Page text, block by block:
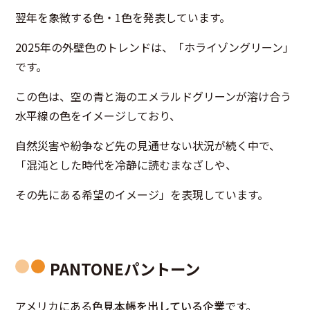
翌年を象徴する色・1色を発表しています。
2025年の外壁色のトレンドは、
「ホライゾングリーン」
です。
この色は、空の青と海のエメラルドグリーンが溶け合う
水平線の色をイメージしており、
自然災害や紛争など先の見通せない状況が続く中で、
「混沌とした時代を冷静に読むまなざしや、
その先にある希望のイメージ」を表現しています。
PANTONEパントーン
アメリカにある色見本帳を出している企業です。